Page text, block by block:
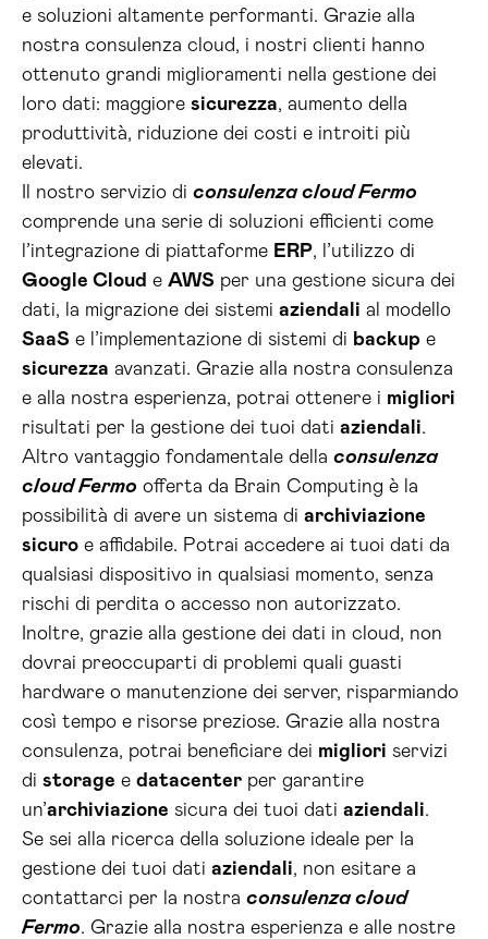
e soluzioni altamente performanti. Grazie alla
nostra consulenza cloud, i nostri clienti hanno
ottenuto grandi miglioramenti nella gestione dei
loro dati: maggiore sicurezza, aumento della
produttività, riduzione dei costi e introiti più
elevati.
Il nostro servizio di consulenza cloud Fermo
comprende una serie di soluzioni efficienti come
l’integrazione di piattaforme ERP, l’utilizzo di
Google Cloud e AWS per una gestione sicura dei
dati, la migrazione dei sistemi aziendali al modello
SaaS e l’implementazione di sistemi di backup e
sicurezza avanzati. Grazie alla nostra consulenza
e alla nostra esperienza, potrai ottenere i migliori
risultati per la gestione dei tuoi dati aziendali.
Altro vantaggio fondamentale della consulenza
cloud Fermo offerta da Brain Computing è la
possibilità di avere un sistema di archiviazione
sicuro e affidabile. Potrai accedere ai tuoi dati da
qualsiasi dispositivo in qualsiasi momento, senza
rischi di perdita o accesso non autorizzato.
Inoltre, grazie alla gestione dei dati in cloud, non
dovrai preoccuparti di problemi quali guasti
hardware o manutenzione dei server, risparmiando
così tempo e risorse preziose. Grazie alla nostra
consulenza, potrai beneficiare dei migliori servizi
di storage e datacenter per garantire
un’archiviazione sicura dei tuoi dati aziendali.
Se sei alla ricerca della soluzione ideale per la
gestione dei tuoi dati aziendali, non esitare a
contattarci per la nostra consulenza cloud
Fermo. Grazie alla nostra esperienza e alle nostre